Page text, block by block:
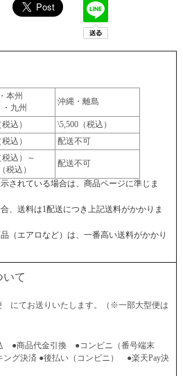
本州
・九州
沖縄・離島
込）
\5,500（税込）
込） 配送不可
税込）～
税込）
配送不可
されている場合は、商品ページに準じま
、送料は1配送につき上記送料がかかりま
（エアロなど）は、一番高い送料がかかり
いて
てお送りいたします。（※一部大型便は
●商品代金引換 ●コンビニ（番号端末
ング決済 ●後払い（コンビニ） ●楽天Pay決